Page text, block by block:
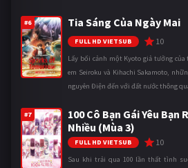
#6 Tia Sáng Của Ngày Mai
FULL HD VIETSUB 10
Lấy bối cảnh một Kyoto giả tưởng
em Seiroku và Kihachi Sakamoto,
nguyên Điện đến với đất nước thông
#7
100 Cô Bạn Gái Yêu Bạn
Nhiều (Mùa 3)
FULL HD VIETSUB 10
Sau khi trải qua 100 lần thất tình